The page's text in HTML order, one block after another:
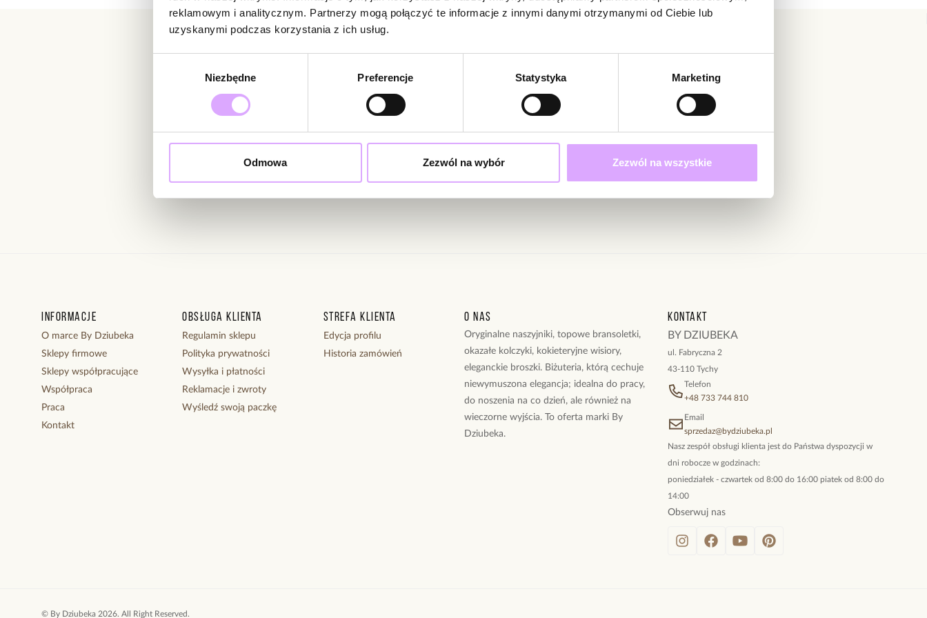
reklamowym i analitycznym. Partnerzy mogą połączyć te informacje z innymi danymi otrzymanymi od Ciebie lub
uzyskanymi podczas korzystania z ich usług.
Niezbędne Preferencje Statystyka Marketing
Odmowa Zezwól na wybór Zezwól na wszystkie
Średnica bransoletki: 5,20 cm bez rozciągania gumki.
Brak opinii
Jeszcze nikt nie ocenił tego produktu.
W naszej witrynie opinie mogą dodawać tylko osoby, które
Dodaj opinię
Newsletter
Bądź na bieżąco z nowościami i promocjami!
Zapisz się
Informacje
O marce By Dziubeka
Sklepy firmowe
Sklepy współpracujące
Współpraca
Praca
Kontakt
Obsługa klienta
Regulamin sklepu
Polityka prywatności
Wysyłka i płatności
Reklamacje i zwroty
Wyśledź swoją paczkę
Strefa klienta
Edycja profilu
Historia zamówień
O nas
Oryginalne naszyjniki, topowe bransoletki,
okazałe kolczyki, kokieteryjne wisiory,
eleganckie broszki. Biżuteria, którą cechuje
niewymuszona elegancja; idealna do pracy,
do noszenia na co dzień, ale również na
wieczorne wyjścia. To oferta marki By
Dziubeka.
Kontakt
BY DZIUBEKA
ul. Fabryczna 2
43-110 Tychy
Telefon
+48 733 744 810
Email
sprzedaz@bydziubeka.pl
Nasz zespół obsługi klienta jest do Państwa dyspozycji w
dni robocze w godzinach:
poniedziałek - czwartek od 8:00 do 16:00 piatek od 8:00 do
14:00
Obserwuj nas
© By Dziubeka 2026. All Right Reserved.